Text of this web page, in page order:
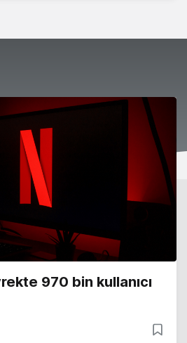
970 bin kullanıcı